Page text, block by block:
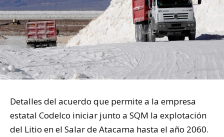
Detalles del acuerdo que permite a la empresa
estatal Codelco iniciar junto a SQM la explotación
del Litio en el Salar de Atacama hasta el año 2060.